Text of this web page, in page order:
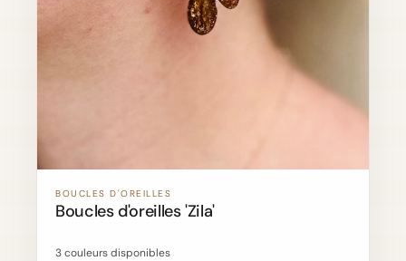
BOUCLES D'OREILLES
Boucles d'oreilles 'Zila'
3 couleurs disponibles